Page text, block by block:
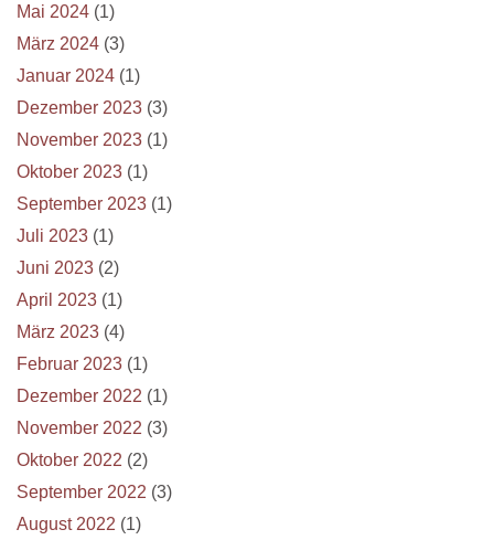
Mai 2024 (1)
März 2024 (3)
Januar 2024 (1)
Dezember 2023 (3)
November 2023 (1)
Oktober 2023 (1)
September 2023 (1)
Juli 2023 (1)
Juni 2023 (2)
April 2023 (1)
März 2023 (4)
Februar 2023 (1)
Dezember 2022 (1)
November 2022 (3)
Oktober 2022 (2)
September 2022 (3)
August 2022 (1)